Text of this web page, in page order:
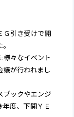
Ｇ引き受けで開
様々なイベント
が行われまし
ブックやエンジ
度、下関ＹＥ